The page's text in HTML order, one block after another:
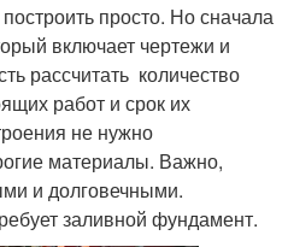
просто. Но сначала
включает чертежи и
рассчитать количество
работ и срок их
не нужно
материалы. Важно,
и долговечными.
заливной фундамент.